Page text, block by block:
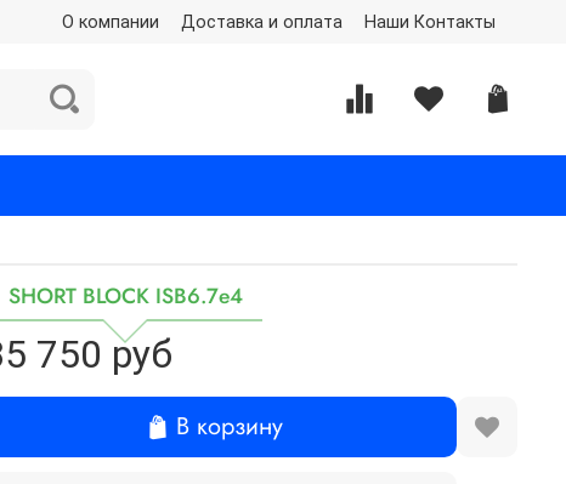
О компании Доставка и оплата Наши Контакты
SHORT BLOCK ISB6.7е4
750 руб
В корзину